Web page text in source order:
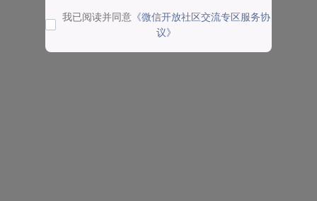
我已阅读并同意 《微信开放社区交流专区服务协
议》